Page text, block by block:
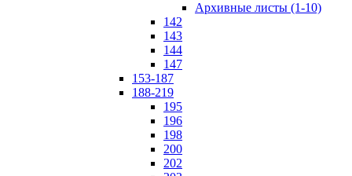
Архивные листы (1-10)
142
143
144
147
153-187
188-219
195
196
198
200
202